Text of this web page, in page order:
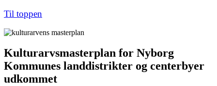
Til toppen
Kulturarvsmasterplan for Nyborg
Kommunes landdistrikter og centerbyer
udkommet